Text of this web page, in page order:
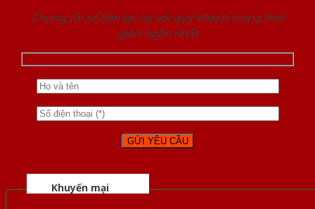
Chúng tôi sẽ liên lạc lại với quý khách trong thời
gian ngắn nhất
Khuyến mại